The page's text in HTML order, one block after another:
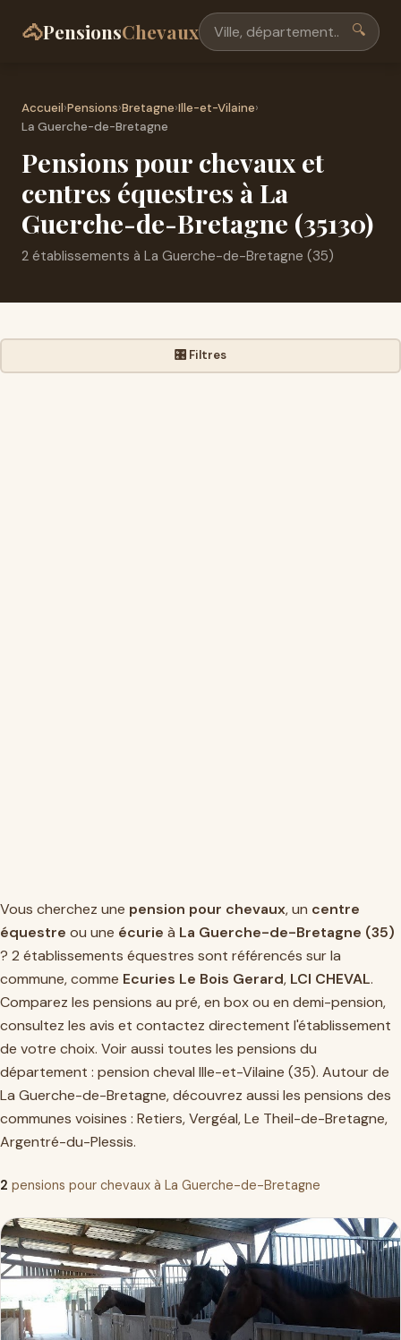
🐴PensionsChevaux 🔍
Accueil›Pensions›Bretagne›Ille-et-Vilaine›
La Guerche-de-Bretagne
Pensions pour chevaux et
centres équestres à La
Guerche-de-Bretagne (35130)
2 établissements à La Guerche-de-Bretagne (35)
🎛️ Filtres
Vous cherchez une pension pour chevaux, un centre
équestre ou une écurie à La Guerche-de-Bretagne (35)
? 2 établissements équestres sont référencés sur la
commune, comme Ecuries Le Bois Gerard, LCI CHEVAL.
Comparez les pensions au pré, en box ou en demi-pension,
consultez les avis et contactez directement l'établissement
de votre choix. Voir aussi toutes les pensions du
département : pension cheval Ille-et-Vilaine (35). Autour de
La Guerche-de-Bretagne, découvrez aussi les pensions des
communes voisines : Retiers,Vergéal,Le Theil-de-Bretagne,
Argentré-du-Plessis.
2 pensions pour chevaux à La Guerche-de-Bretagne